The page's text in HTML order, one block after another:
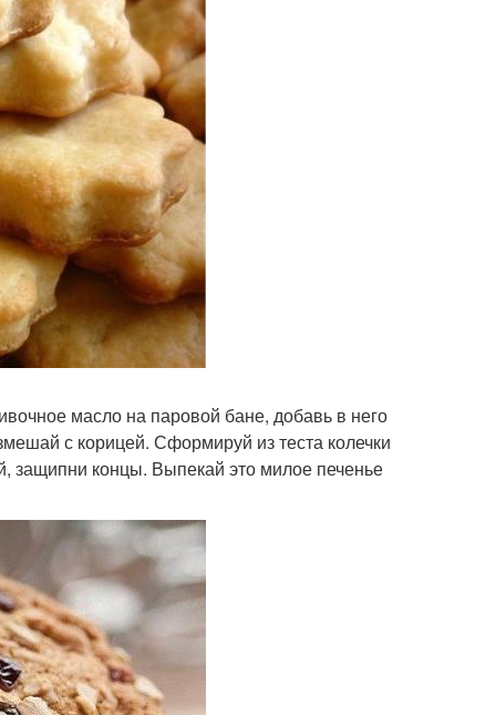
масло на паровой бане, добавь в него
с корицей. Сформируй из теста колечки
защипни концы. Выпекай это милое печенье